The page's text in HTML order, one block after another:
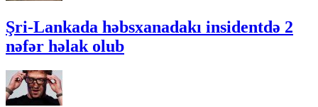
Şri-Lankada həbsxanadakı insidentdə 2
nəfər həlak olub